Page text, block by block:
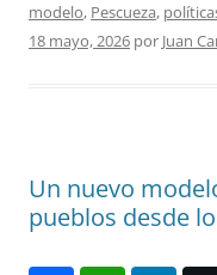
modelo, Pescueza,
18 mayo, 2026 por Juan
Un nuevo
pueblos desde